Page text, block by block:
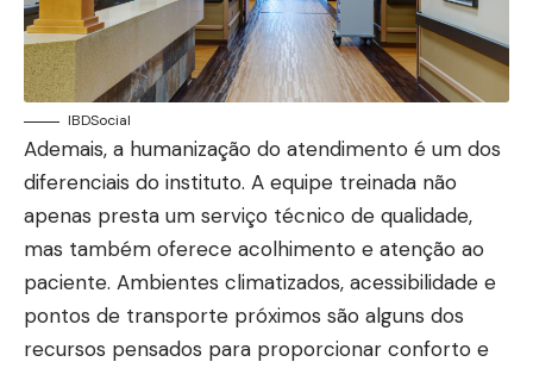
IBDSocial
Ademais, a humanização do atendimento é um dos
diferenciais do instituto. A equipe treinada não
apenas presta um serviço técnico de qualidade,
mas também oferece acolhimento e atenção ao
paciente. Ambientes climatizados, acessibilidade e
pontos de transporte próximos são alguns dos
recursos pensados para proporcionar conforto e